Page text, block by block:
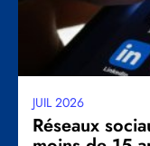
Date
mise
à
JUIL 2026
Réseaux